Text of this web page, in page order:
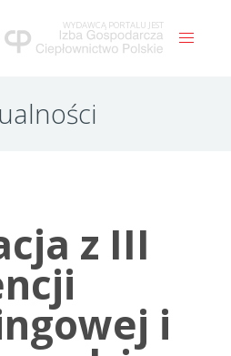
WYDAWCĄ PORTALU JEST
z III
i